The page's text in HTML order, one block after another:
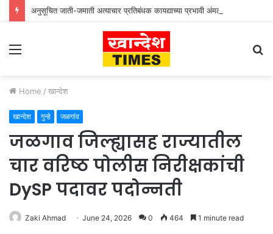
Menu
Home / खान्देश
खान्देश गुन्हे जळगांव
जळगाव जिल्ह्यासह राज्यातील
चार वरिष्ठ पोलीस निरीक्षकांची
DySP पदावर पदोन्नती
Zaki Ahmad June 24, 2026 0 464 1 minute read